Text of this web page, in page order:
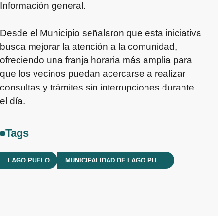
Información general.
Desde el Municipio señalaron que esta iniciativa
busca mejorar la atención a la comunidad,
ofreciendo una franja horaria más amplia para
que los vecinos puedan acercarse a realizar
consultas y trámites sin interrupciones durante
el día.
Tags
LAGO PUELO MUNICIPALIDAD DE LAGO PUELO